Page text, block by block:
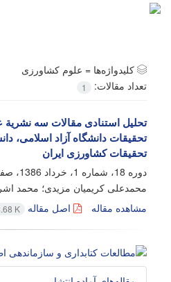
کلیدواژه‌ها = علوم کشاورزی
تعداد مقالات:
1
تحلیل استنادی مقالات سه
تحقیقات دانشگاه آزاد اسلامی،
تحقیقات کشاورزی ایران
دوره 18، شماره 1، خرداد 1386، صفحه
محمدعلی کریمیان مزیدی؛ محمد
مشاهده مقاله
اصل مقاله K